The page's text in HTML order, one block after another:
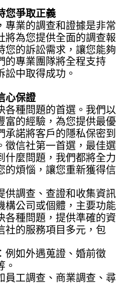
您爭取正義
專業的調查和證據是非常
將為您提供全面的調查報
您的訴訟需求，讓您能夠
的專業團隊將全程支持
訟中取得成功。
心保證
各種問題的首選。我們以
富的經驗，為您提供最優
承諾將客戶的隱私保密到
徵信社第一首選，最佳選
什麼問題，我們都將全力
的煩惱，讓您重新獲得信
供調查、查證和收集資訊
構公司或個體，主要功能
各種問題，提供準確的資
社的服務項目多元，包
例如外遇蒐證、婚前徵
。
員工調查、商業調查、尋